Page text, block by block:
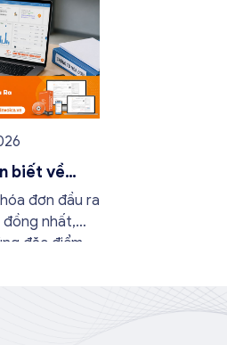
biết về
hóa đơn
đơn đầu ra
nhất,
đặc điểm,
giá hay ngày